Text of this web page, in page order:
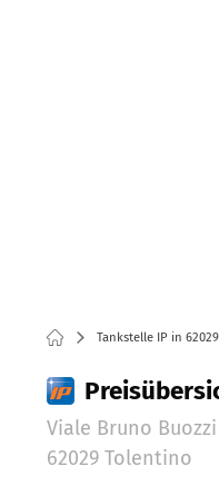
Tankstelle IP in
Viale Bruno
62029 Tolentino